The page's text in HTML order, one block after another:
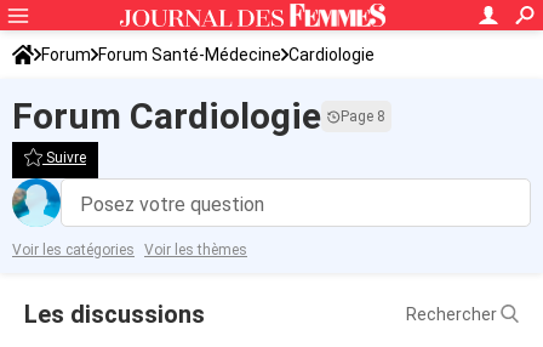
Forum Forum Santé-Médecine Cardiologie
Forum Cardiologie Page 8
Suivre
Posez votre question
Voir les catégories Voir les thèmes
Les discussions Rechercher